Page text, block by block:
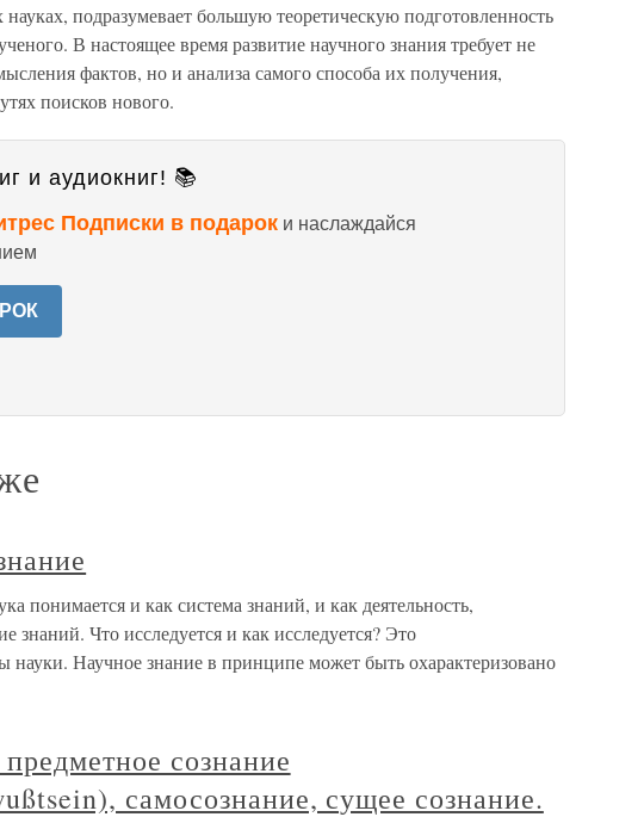
подразумевает большую теоретическую подготовленность
В настоящее время развитие научного знания требует не
фактов, но и анализа самого способа их получения,
поисков нового.
и аудиокниг! 📚
Подписки в подарок и наслаждайся
понимается и как система знаний, и как деятельность,
знаний. Что исследуется и как исследуется? Это
науки. Научное знание в принципе может быть охарактеризовано
сознание
самосознание, сущее сознание.